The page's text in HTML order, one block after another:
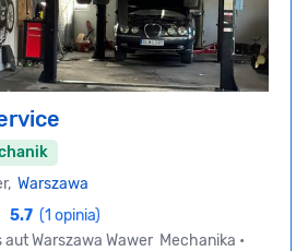
Warszawa
5.7 (1 opinia)
Warszawa Wawer Mechanika •